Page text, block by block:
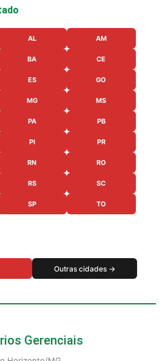
AL AM
BA CE
ES GO
MG MS
PA PB
PI PR
RN RO
RS SC
SP TO
Outras cidades →
Gerenciais